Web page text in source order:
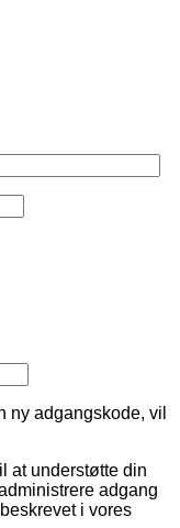
ny adgangskode, vil
at understøtte din
adgang
i vores